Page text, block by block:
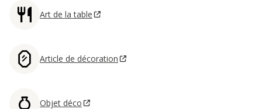
Art de la table
Article de décoration
Objet déco